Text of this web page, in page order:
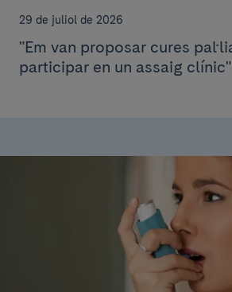
29 de juliol de 2026
"Em van proposar cures
participar en un assaig clínic"